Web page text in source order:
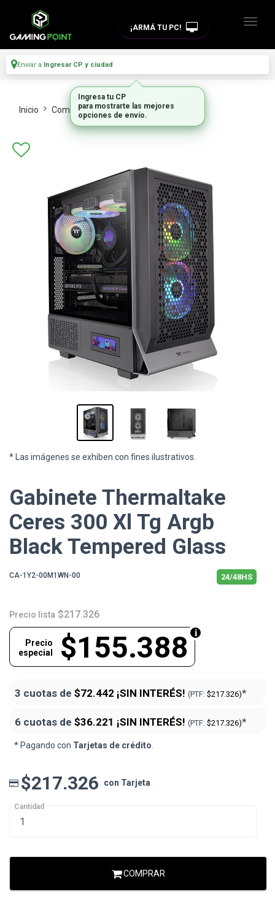
¡ARMÁ TU PC!
Enviar a Ingresar CP y ciudad
Inicio Componentes De Pc Gabinetes
* Las imágenes se exhiben con fines ilustrativos.
Gabinete Thermaltake
Ceres 300 Xl Tg Argb
Black Tempered Glass
CA-1Y2-00M1WN-00 24/48HS
Precio lista $217.326
$155.388
Precio
especial
3 cuotas de $72.442 ¡SIN INTERÉS! (PTF: $217.326)*
6 cuotas de $36.221 ¡SIN INTERÉS! (PTF: $217.326)*
* Pagando con Tarjetas de crédito.
$217.326 con Tarjeta
Cantidad
COMPRAR
Ingresa tu CP
para mostrarte las mejores
opciones de envío.